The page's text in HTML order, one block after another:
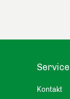
Service
Kontakt